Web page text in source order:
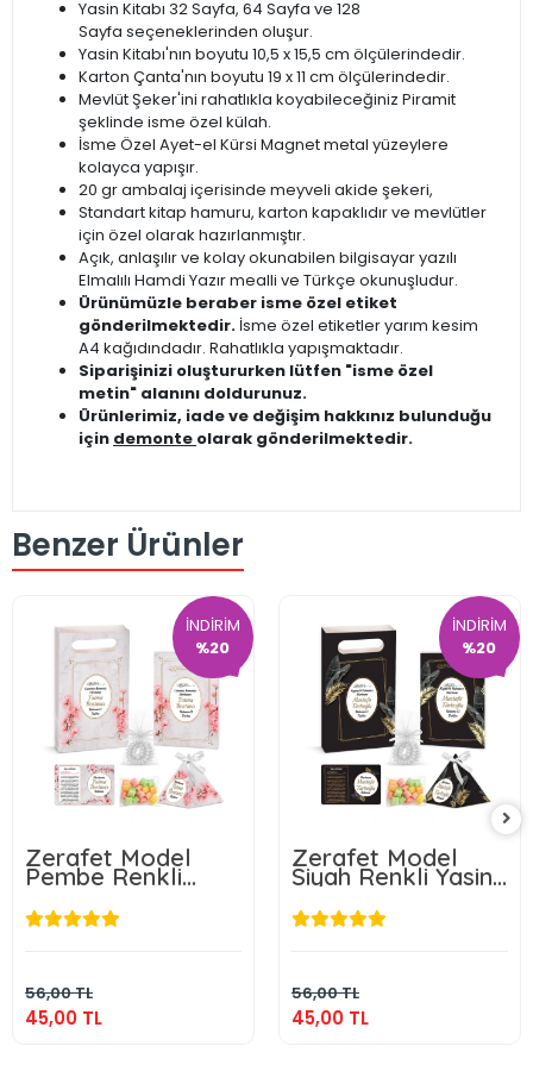
Yasin Kitabı 32 Sayfa, 64 Sayfa ve 128
Sayfa seçeneklerinden oluşur.
Yasin Kitabı'nın boyutu 10,5 x 15,5 cm ölçülerindedir.
Karton Çanta'nın boyutu 19 x 11 cm ölçülerindedir.
Mevlüt Şeker'ini rahatlıkla koyabileceğiniz Piramit
şeklinde isme özel külah.
İsme Özel Ayet-el Kürsi Magnet metal yüzeylere
kolayca yapışır.
20 gr ambalaj içerisinde meyveli akide şekeri,
Standart kitap hamuru, karton kapaklıdır ve mevlütler
için özel olarak hazırlanmıştır.
Açık, anlaşılır ve kolay okunabilen bilgisayar yazılı
Elmalılı Hamdi Yazır mealli ve Türkçe okunuşludur.
Ürünümüzle beraber isme özel etiket
gönderilmektedir. İsme özel etiketler yarım kesim
A4 kağıdındadır. Rahatlıkla yapışmaktadır.
Siparişinizi oluştururken lütfen "isme özel
metin" alanını doldurunuz.
Ürünlerimiz, iade ve değişim hakkınız bulunduğu
için demonte olarak gönderilmektedir.
Benzer Ürünler
İNDİRİM
%20
Zerafet Model
Pembe Renkli
Yasin Kitabı,
Piramit Külah,
Mevlüt Şekeri,
Çanta ve Tesbih
56,00 TL
45,00 TL
45,00 TL
İNDİRİM
%20
Zerafet Model
Siyah Renkli Yasin
Kitabı, Piramit
Külah, Mevlüt
Şekeri, Ayet-el
Tesbih
56,00 TL
45,00 TL
45,00 TL